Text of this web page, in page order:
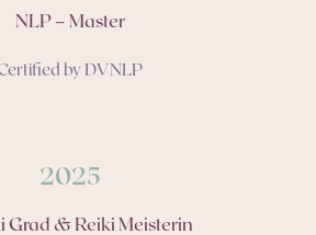
NLP – Master
by DVNLP
2025
Grad & Reiki Meisterin